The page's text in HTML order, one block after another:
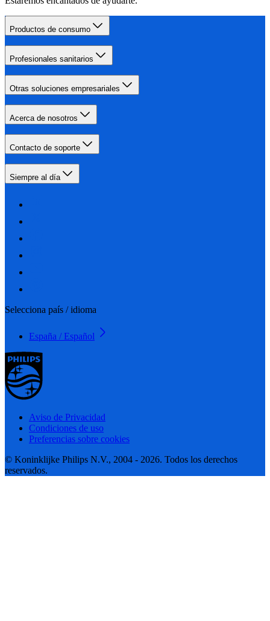
Productos de consumo
Profesionales sanitarios
Otras soluciones empresariales
Acerca de nosotros
Contacto de soporte
Siempre al día
Selecciona país / idioma
España / Español
Aviso de Privacidad
Condiciones de uso
Preferencias sobre cookies
© Koninklijke Philips N.V., 2004 - 2026. Todos los derechos
reservados.